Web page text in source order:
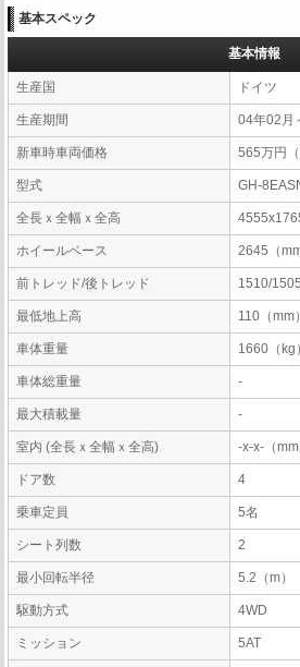
基本スペック
基本情報
生産国 ドイツ
生産期間 04年02月
新車時車両価格 565万円（
型式 GH-
全長ｘ全幅ｘ全高
ホイールベース 2645（mm
前トレッド/後トレッド 1510/
最低地上高 110（mm）
車体重量 1660（kg）
車体総重量 -
最大積載量 -
室内 (全長ｘ全幅ｘ全高) -x-x-（mm
ドア数 4
乗車定員 5名
シート列数 2
最小回転半径 5.2（m）
駆動方式 4WD
ミッション 5AT